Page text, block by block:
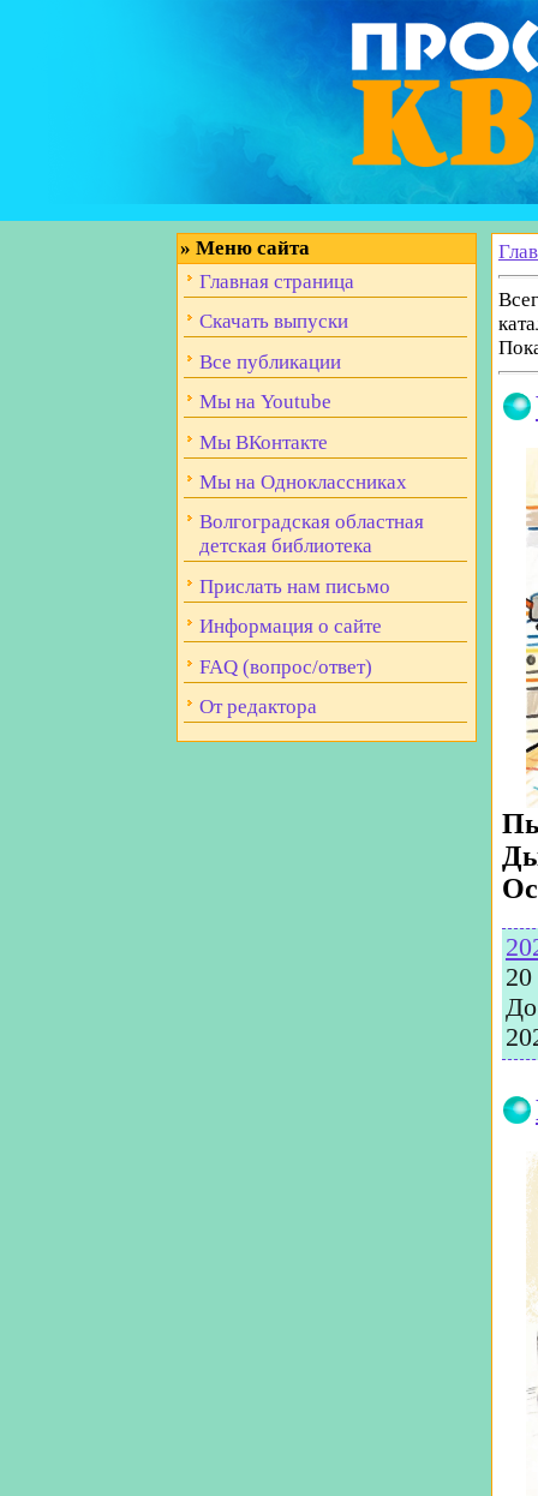
» Меню сайта
Главная страница
Скачать выпуски
Все публикации
Мы на Youtube
Мы ВКонтакте
Мы на Одноклассниках
Волгоградская областная
детская библиотека
Прислать нам письмо
Информация о сайте
FAQ (вопрос/ответ)
От редактора
20